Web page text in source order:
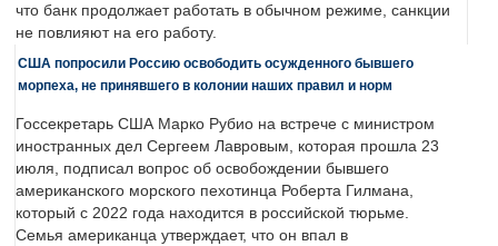
что банк продолжает работать в обычном режиме, санкции
не повлияют на его работу.
США попросили Россию освободить осужденного бывшего
морпеха, не принявшего в колонии наших правил и норм
Госсекретарь США Марко Рубио на встрече с министром
иностранных дел Сергеем Лавровым, которая прошла 23
июля, подписал вопрос об освобождении бывшего
американского морского пехотинца Роберта Гилмана,
который с 2022 года находится в российской тюрьме.
Семья американца утверждает, что он впал в